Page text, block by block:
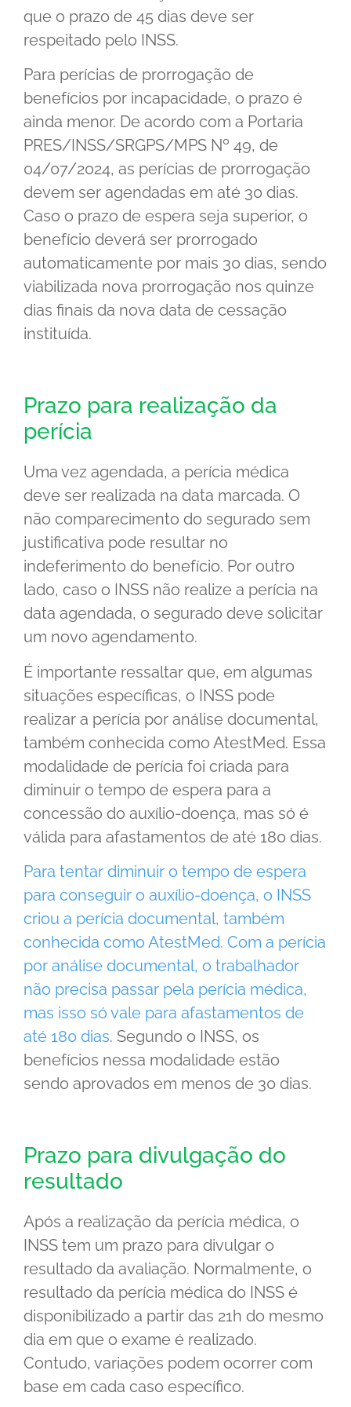
que o prazo de 45 dias deve ser
respeitado pelo INSS.
Para perícias de prorrogação de
benefícios por incapacidade, o prazo é
ainda menor. De acordo com a Portaria
PRES/INSS/SRGPS/MPS Nº 49, de
04/07/2024, as perícias de prorrogação
devem ser agendadas em até 30 dias.
Caso o prazo de espera seja superior, o
benefício deverá ser prorrogado
automaticamente por mais 30 dias, sendo
viabilizada nova prorrogação nos quinze
dias finais da nova data de cessação
instituída.
Prazo para realização da
perícia
Uma vez agendada, a perícia médica
deve ser realizada na data marcada. O
não comparecimento do segurado sem
justificativa pode resultar no
indeferimento do benefício. Por outro
lado, caso o INSS não realize a perícia na
data agendada, o segurado deve solicitar
um novo agendamento.
É importante ressaltar que, em algumas
situações específicas, o INSS pode
realizar a perícia por análise documental,
também conhecida como AtestMed. Essa
modalidade de perícia foi criada para
diminuir o tempo de espera para a
concessão do auxílio-doença, mas só é
válida para afastamentos de até 180 dias.
Para tentar diminuir o tempo de espera
para conseguir o auxílio-doença, o INSS
criou a perícia documental, também
conhecida como AtestMed. Com a perícia
por análise documental, o trabalhador
não precisa passar pela perícia médica,
mas isso só vale para afastamentos de
até 180 dias. Segundo o INSS, os
benefícios nessa modalidade estão
sendo aprovados em menos de 30 dias.
Prazo para divulgação do
resultado
Após a realização da perícia médica, o
INSS tem um prazo para divulgar o
resultado da avaliação. Normalmente, o
resultado da perícia médica do INSS é
disponibilizado a partir das 21h do mesmo
dia em que o exame é realizado.
Contudo, variações podem ocorrer com
base em cada caso específico.